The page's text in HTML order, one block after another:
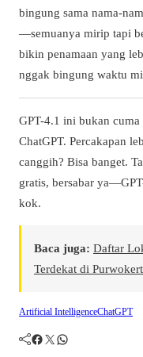
bingung sama nama-
—semuanya mirip tapi
bikin penamaan yang
nggak bingung waktu
GPT-4.1 ini bukan
ChatGPT. Percakapan
canggih? Bisa banget.
gratis, bersabar
kok.
Baca juga: Daftar
Terdekat di
Artificial IntelligenceChatGPT
Facebook Twitter WhatsApp